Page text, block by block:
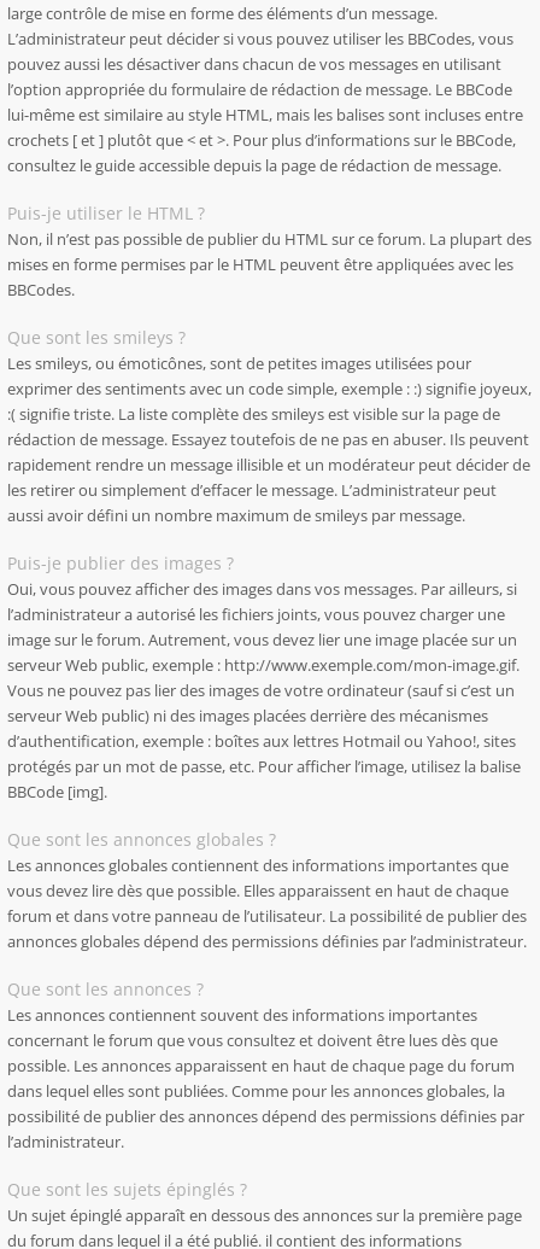
large contrôle de mise en forme des éléments d’un message.
L’administrateur peut décider si vous pouvez utiliser les BBCodes, vous
pouvez aussi les désactiver dans chacun de vos messages en utilisant
l’option appropriée du formulaire de rédaction de message. Le BBCode
lui-même est similaire au style HTML, mais les balises sont incluses entre
crochets [ et ] plutôt que < et >. Pour plus d’informations sur le BBCode,
consultez le guide accessible depuis la page de rédaction de message.
Puis-je utiliser le HTML ?
Non, il n’est pas possible de publier du HTML sur ce forum. La plupart des
mises en forme permises par le HTML peuvent être appliquées avec les
BBCodes.
Que sont les smileys ?
Les smileys, ou émoticônes, sont de petites images utilisées pour
exprimer des sentiments avec un code simple, exemple : :) signifie joyeux,
:( signifie triste. La liste complète des smileys est visible sur la page de
rédaction de message. Essayez toutefois de ne pas en abuser. Ils peuvent
rapidement rendre un message illisible et un modérateur peut décider de
les retirer ou simplement d’effacer le message. L’administrateur peut
aussi avoir défini un nombre maximum de smileys par message.
Puis-je publier des images ?
Oui, vous pouvez afficher des images dans vos messages. Par ailleurs, si
l’administrateur a autorisé les fichiers joints, vous pouvez charger une
image sur le forum. Autrement, vous devez lier une image placée sur un
serveur Web public, exemple : http://www.exemple.com/mon-image.gif.
Vous ne pouvez pas lier des images de votre ordinateur (sauf si c’est un
serveur Web public) ni des images placées derrière des mécanismes
d’authentification, exemple : boîtes aux lettres Hotmail ou Yahoo!, sites
protégés par un mot de passe, etc. Pour afficher l’image, utilisez la balise
BBCode [img].
Que sont les annonces globales ?
Les annonces globales contiennent des informations importantes que
vous devez lire dès que possible. Elles apparaissent en haut de chaque
forum et dans votre panneau de l’utilisateur. La possibilité de publier des
annonces globales dépend des permissions définies par l’administrateur.
Que sont les annonces ?
Les annonces contiennent souvent des informations importantes
concernant le forum que vous consultez et doivent être lues dès que
possible. Les annonces apparaissent en haut de chaque page du forum
dans lequel elles sont publiées. Comme pour les annonces globales, la
possibilité de publier des annonces dépend des permissions définies par
l’administrateur.
Que sont les sujets épinglés ?
Un sujet épinglé apparaît en dessous des annonces sur la première page
du forum dans lequel il a été publié. il contient des informations